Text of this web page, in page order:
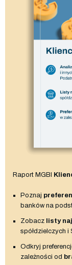
Raport MGBI
Poznaj
banków na
Zobacz listy
spółdzielczych i
Odkryj
zależności od